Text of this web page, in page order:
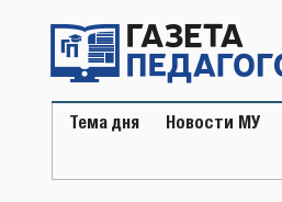
содержимому
Тема дня Новости МУ